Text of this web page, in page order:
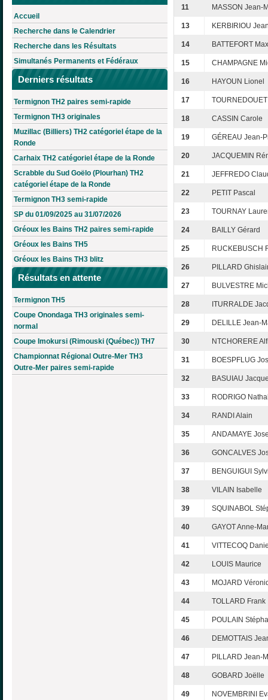
Accueil
Recherche dans le Calendrier
Recherche dans les Résultats
Simultanés Permanents et Fédéraux
Derniers résultats
Termignon TH2 paires semi-rapide
Termignon TH3 originales
Muzillac (Billiers) TH2 catégoriel étape de la
Ronde
Carhaix TH2 catégoriel étape de la Ronde
Scrabble du Sud Goëlo (Plourhan) TH2
catégoriel étape de la Ronde
Termignon TH3 semi-rapide
SP du 01/09/2025 au 31/07/2026
Gréoux les Bains TH2 paires semi-rapide
Gréoux les Bains TH5
Gréoux les Bains TH3 blitz
Résultats en attente
Termignon TH5
Coupe Onondaga TH3 originales semi-
normal
Coupe Imokursi (Rimouski (Québec)) TH7
Championnat Régional Outre-Mer TH3
Outre-Mer paires semi-rapide
11 MASSON Jean-
13 KERBIRIOU
14 BATTEFORT
15 CHAMPAGNE
16 HAYOUN Lionel
17
18 CASSIN Carole
19 GÉREAU Jean-
20 JACQUEMIN
21 JEFFREDO
22 PETIT Pascal
23 TOURNAY
24 BAILLY Gérard
25 RUCKEBUSCH
26 PILLARD
27 BULVESTRE
28 ITURRALDE
29 DELILLE Jean-
30 NTCHORERE
31 BOESPFLUG
32 BASUIAU
33 RODRIGO
34 RANDI Alain
35 ANDAMAYE
36 GONCALVES
37 BENGUIGUI
38 VILAIN Isabelle
39 SQUINABOL
40 GAYOT Anne-
41 VITTECOQ
42 LOUIS Maurice
43 MOJARD
44 TOLLARD Frank
45 POULAIN
46 DEMOTTAIS
47 PILLARD Jean-
48 GOBARD Joëlle
49 NOVEMBRINI